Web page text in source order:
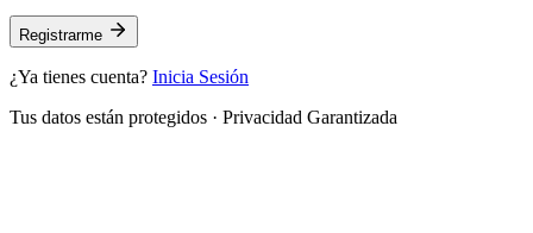
Registrarme
¿Ya tienes cuenta? Inicia Sesión
Tus datos están protegidos · Privacidad Garantizada